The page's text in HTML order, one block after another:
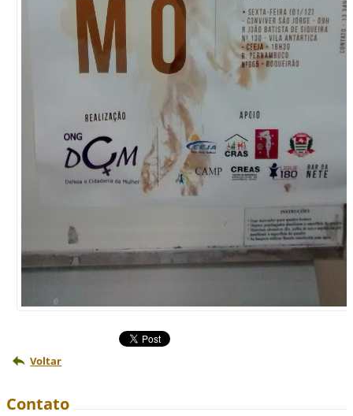
Voltar
Contato